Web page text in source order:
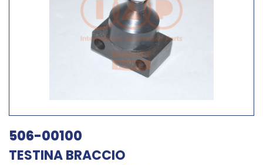
506-00100
TESTINA BRACCIO